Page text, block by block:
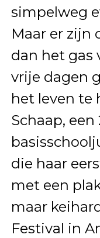
simpelweg
Maar er zijn
dan het gas
vrije dagen
het leven te
Schaap, een
die haar
met een
maar
Festival in